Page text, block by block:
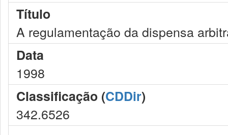
Título
A regulamentação da dispensa
Data
1998
Classificação (CDDir)
342.6526